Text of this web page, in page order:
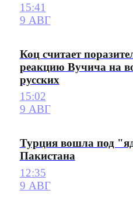
15:41
9 АВГ
Коц считает
реакцию Вучича на
русских
15:02
9 АВГ
Турция вошла под
Пакистана
12:35
9 АВГ